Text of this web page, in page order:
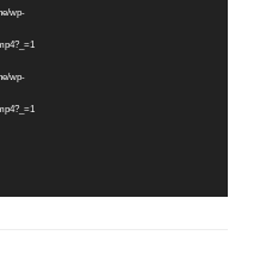
wp-
wp-